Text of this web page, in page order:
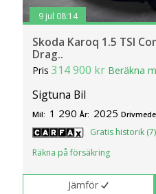
9 jul 08:14
Skoda Karoq 1.5 TSI
Drag..
Pris314 900 kr Beräkna
Sigtuna Bil
Mil: 1 290 År: 2025
Gratis historik (7)
Räkna på försäkring
Jämför